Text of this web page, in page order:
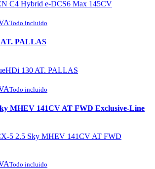
Todo incluido
AT. PALLAS
Todo incluido
MHEV 141CV AT FWD Exclusive-Line
Todo incluido